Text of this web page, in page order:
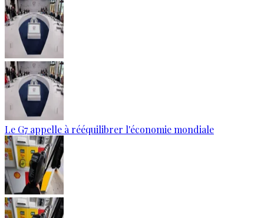
Le G7 appelle à rééquilibrer l'économie mondiale